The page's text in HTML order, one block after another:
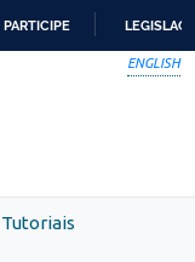
PARTICIPE
ENGLISH
Tutoriais